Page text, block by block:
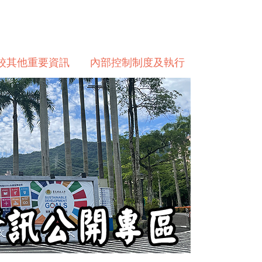
其他重要資訊 內部控制制度及執行